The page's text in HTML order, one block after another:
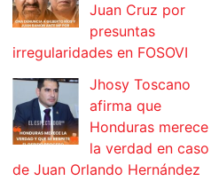
Juan Cruz por
presuntas
irregularidades en FOSOVI
Jhosy Toscano
afirma que
Honduras merece
la verdad en caso
de Juan Orlando Hernández